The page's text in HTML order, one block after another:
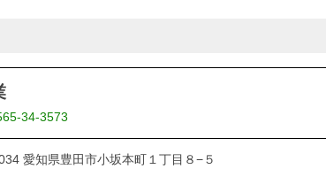
34-3573
愛知県豊田市小坂本町１丁目８−５